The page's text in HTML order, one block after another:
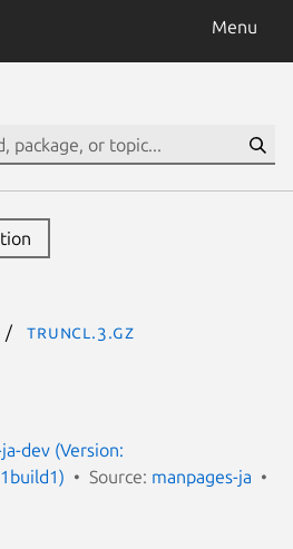
Menu
truncl.3.gz
dev (Version:
Source: manpages-ja